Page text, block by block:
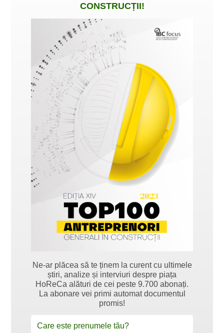
CONSTRUCȚII!
Ne-ar plăcea să te ținem la curent cu ultimele
știri, analize și interviuri despre piața
HoReCa alături de cei peste 9.700 abonați.
La abonare vei primi automat documentul
promis!